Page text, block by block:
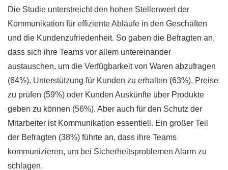
Die Studie unterstreicht den hohen Stellenwert der
Kommunikation für effiziente Abläufe in den Geschäften
und die Kundenzufriedenheit. So gaben die Befragten an,
dass sich ihre Teams vor allem untereinander
austauschen, um die Verfügbarkeit von Waren abzufragen
(64%), Unterstützung für Kunden zu erhalten (63%), Preise
zu prüfen (59%) oder Kunden Auskünfte über Produkte
geben zu können (56%). Aber auch für den Schutz der
Mitarbeiter ist Kommunikation essentiell. Ein großer Teil
der Befragten (38%) führte an, dass ihre Teams
kommunizieren, um bei Sicherheitsproblemen Alarm zu
schlagen.